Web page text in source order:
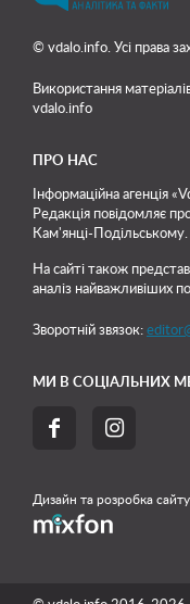
© vdalo.info. Усі права
Використання
vdalo.info
ПРО НАС
Інформаційна агенція
Редакція повідомляє
Кам'янці-Подільському.
На сайті також
аналіз найважливіших
Зворотній звязок:
МИ В СОЦІАЛЬНИХ
 
Дизайн та розробка сайту